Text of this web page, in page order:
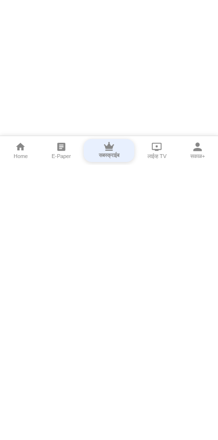
Home E-Paper सबस्क्राईब लाईव्ह TV सकाळ+